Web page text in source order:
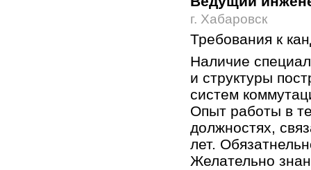
г. Хабаровск
Требования к
Наличие
и структуры
систем
Опыт работы в
должностях,
лет.
Желательно